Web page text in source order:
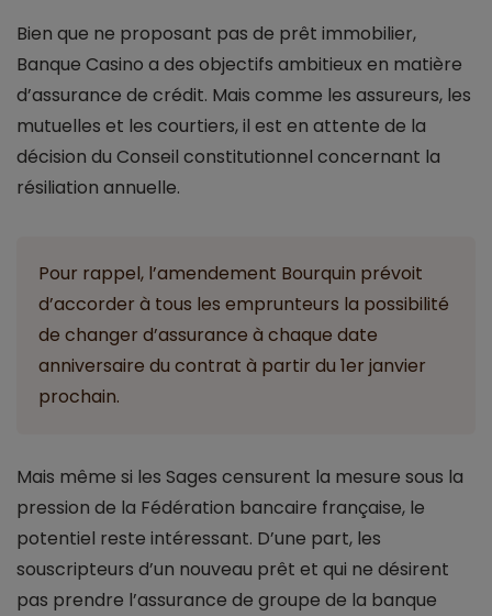
Bien que ne proposant pas de prêt immobilier,
Banque Casino a des objectifs ambitieux en matière
d’assurance de crédit. Mais comme les assureurs, les
mutuelles et les courtiers, il est en attente de la
décision du Conseil constitutionnel concernant la
résiliation annuelle.
Pour rappel, l’amendement Bourquin prévoit
d’accorder à tous les emprunteurs la possibilité
de changer d’assurance à chaque date
anniversaire du contrat à partir du 1er janvier
prochain.
Mais même si les Sages censurent la mesure sous la
pression de la Fédération bancaire française, le
potentiel reste intéressant. D’une part, les
souscripteurs d’un nouveau prêt et qui ne désirent
pas prendre l’assurance de groupe de la banque